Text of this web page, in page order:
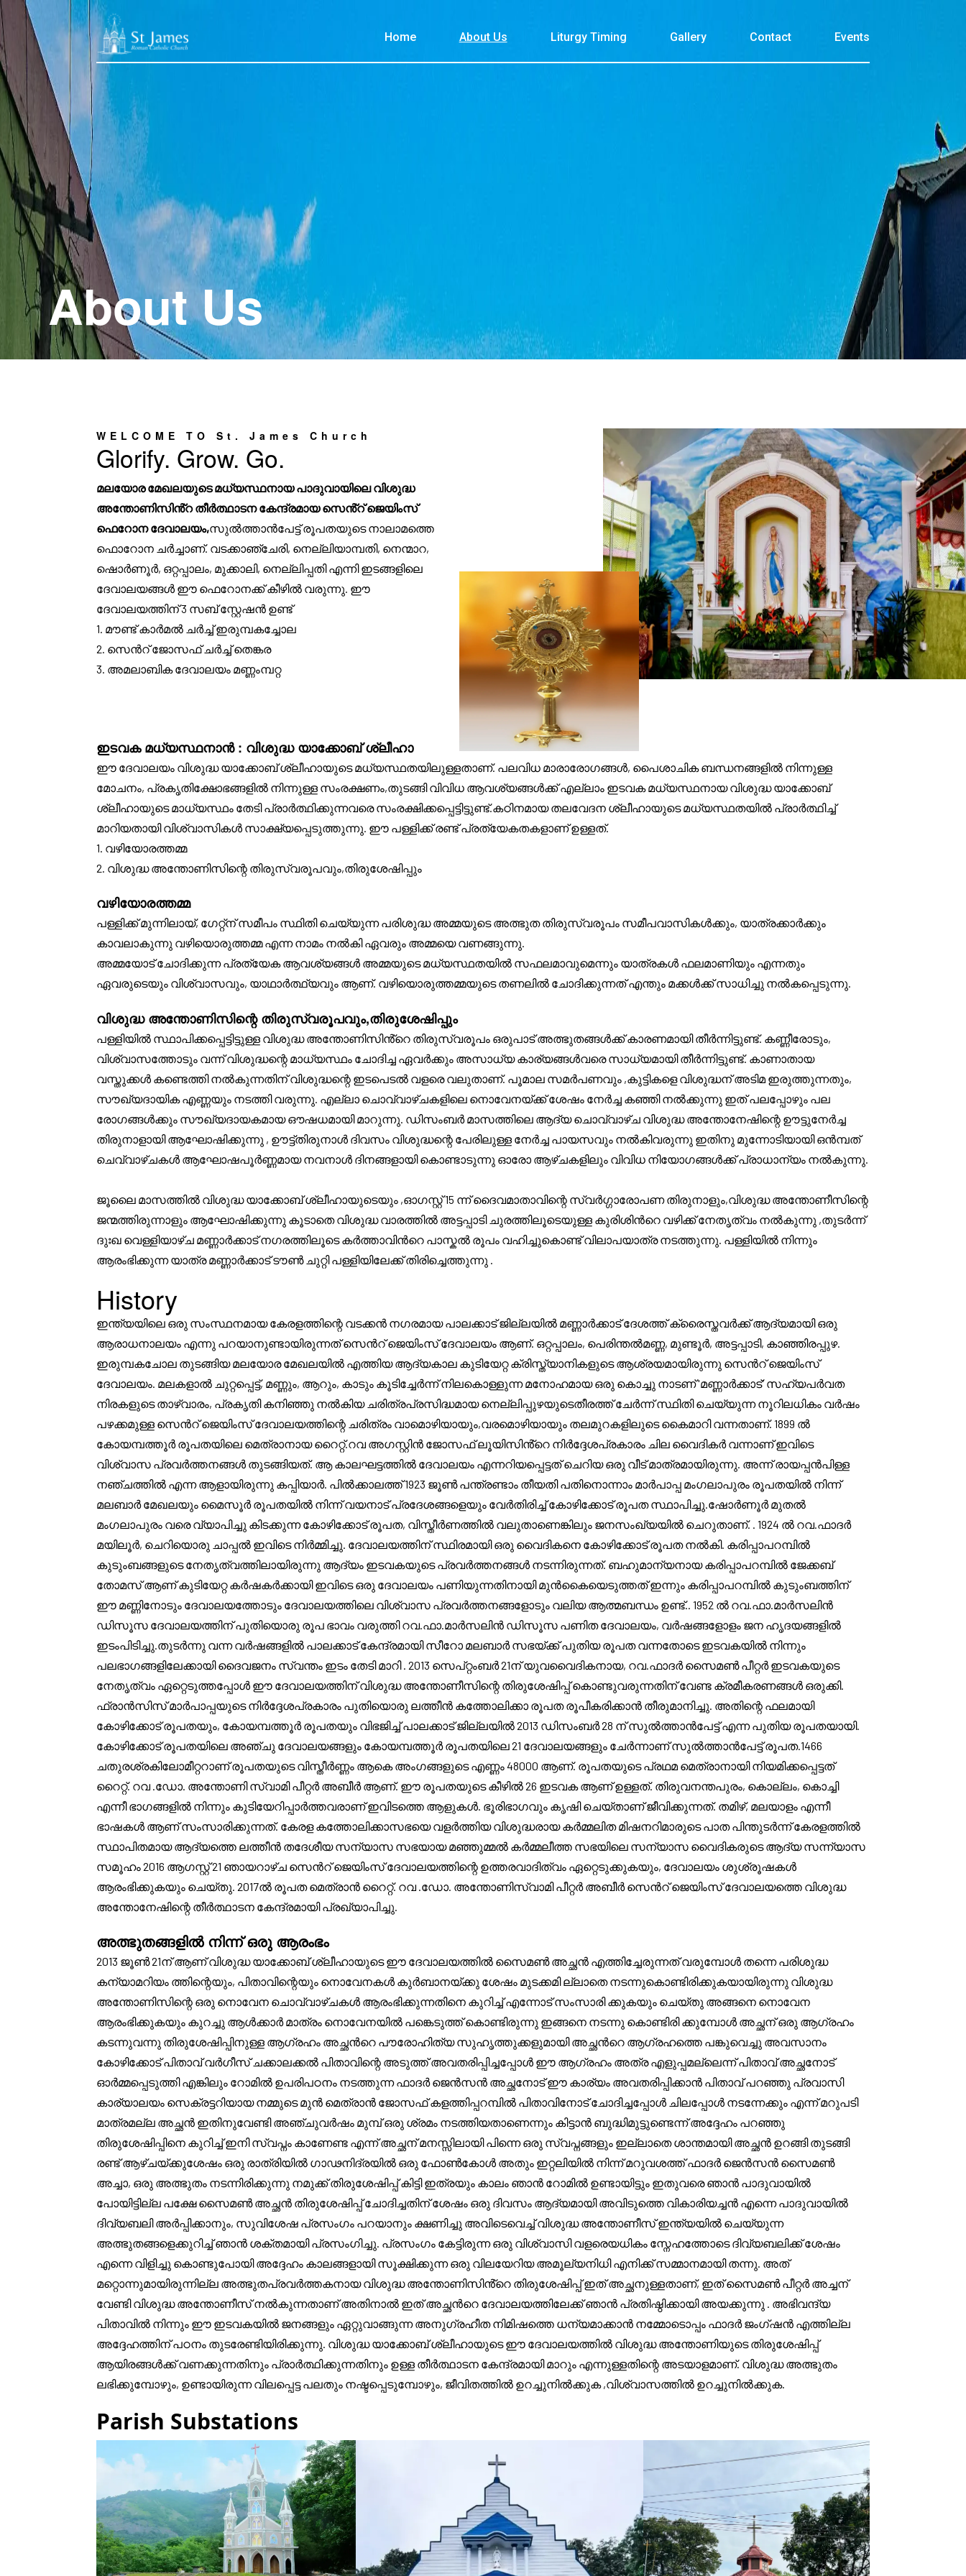
Home About Us Liturgy Timing Gallery Contact Events
About Us
WELCOME TO St. James Church
Glorify. Grow. Go.
മലയോര മേഖലയുടെ മധ്യസ്ഥനായ പാദുവായിലെ വിശുദ്ധ
അന്തോണിസിൻ്റ തീർത്ഥാടന കേന്ദ്രമായ സെൻ്റ് ജെയിംസ്
ഫെറോന ദേവാലയം,സുൽത്താൻപേട്ട് രൂപതയുടെ നാലാമത്തെ
ഫൊറോന ചർച്ചാണ്. വടക്കാഞ്ചേരി, നെല്ലിയാമ്പതി, നെന്മാറ,
ഷൊർണൂർ, ഒറ്റപ്പാലം, മുക്കാലി, നെല്ലിപ്പതി എന്നി ഇടങ്ങളിലെ
ദേവാലയങ്ങൾ ഈ ഫെറോനക്ക് കീഴിൽ വരുന്നു. ഈ
ദേവാലയത്തിന് 3 സബ് സ്റ്റേഷൻ ഉണ്ട്
1. മൗണ്ട് കാർമൽ ചർച്ച് ഇരുമ്പകച്ചോല
2. സെൻറ് ജോസഫ് ചർച്ച് തെങ്കര
3. അമലാബിക ദേവാലയം മണ്ണംമ്പറ്റ
ഇടവക മധ്യസ്ഥനാൻ : വിശുദ്ധ യാക്കോബ് ശ്ലീഹാ
ഈ ദേവാലയം വിശുദ്ധ യാക്കോബ് ശ്ലീഹായുടെ മധ്യസ്ഥതയിലുള്ളതാണ്. പലവിധ മാരാരോഗങ്ങൾ, പൈശാചിക ബന്ധനങ്ങളിൽ നിന്നുള്ള
മോചനം, പ്രകൃതിക്ഷോഭങ്ങളിൽ നിന്നുള്ള സംരക്ഷണം,തുടങ്ങി വിവിധ ആവശ്യങ്ങൾക്ക് എല്ലാം ഇടവക മധ്യസ്ഥനായ വിശുദ്ധ യാക്കോബ്
ശ്ലീഹായുടെ മാധ്യസ്ഥം തേടി പ്രാർത്ഥിക്കുന്നവരെ സംരക്ഷിക്കപ്പെട്ടിട്ടുണ്ട്.കഠിനമായ തലവേദന ശ്ലീഹായുടെ മധ്യസ്ഥതയിൽ പ്രാർത്ഥിച്ച്
മാറിയതായി വിശ്വാസികൾ സാക്ഷ്യപ്പെടുത്തുന്നു. ഈ പള്ളിക്ക് രണ്ട് പ്രത്യേകതകളാണ് ഉള്ളത്.
1. വഴിയോരത്തമ്മ
2. വിശുദ്ധ അന്തോണിസിന്റെ തിരുസ്വരൂപവും,തിരുശേഷിപ്പും
വഴിയോരത്തമ്മ
പള്ളിക്ക് മുന്നിലായ്, ഗേറ്റ്ന് സമീപം സ്ഥിതി ചെയ്യുന്ന പരിശുദ്ധ അമ്മയുടെ അത്ഭുത തിരുസ്വരൂപം സമീപവാസികൾക്കും, യാത്രക്കാർക്കും
കാവലാകുന്നു വഴിയൊരുത്തമ്മ എന്ന നാമം നൽകി ഏവരും അമ്മയെ വണങ്ങുന്നു.
അമ്മയോട് ചോദിക്കുന്ന പ്രത്യേക ആവശ്യങ്ങൾ അമ്മയുടെ മധ്യസ്ഥതയിൽ സഫലമാവുമെന്നും യാത്രകൾ ഫലമാണിയും എന്നതും
ഏവരുടെയും വിശ്വാസവും, യാഥാർത്ഥ്യവും ആണ്. വഴിയൊരുത്തമ്മയുടെ തണലിൽ ചോദിക്കുന്നത് എന്തും മക്കൾക്ക് സാധിച്ചു നൽകപ്പെടുന്നു.
വിശുദ്ധ അന്തോണിസിന്റെ തിരുസ്വരൂപവും,തിരുശേഷിപ്പും
പള്ളിയിൽ സ്ഥാപിക്കപ്പെട്ടിട്ടുള്ള വിശുദ്ധ അന്തോണിസിൻ്റെ തിരുസ്വരൂപം ഒരുപാട് അത്ഭുതങ്ങൾക്ക് കാരണമായി തീർന്നിട്ടുണ്ട്. കണ്ണീരോടും,
വിശ്വാസത്തോടും വന്ന് വിശുദ്ധന്റെ മാധ്യസ്ഥം ചോദിച്ച ഏവർക്കും അസാധ്യ കാര്യങ്ങൾവരെ സാധ്യമായി തീർന്നിട്ടുണ്ട്. കാണാതായ
വസ്തുക്കൾ കണ്ടെത്തി നൽകുന്നതിന് വിശുദ്ധന്റെ ഇടപെടൽ വളരെ വലുതാണ്. പൂമാല സമർപണവും ,കുട്ടികളെ വിശുദ്ധന് അടിമ ഇരുത്തുന്നതും,
സൗഖ്യദായിക എണ്ണയും നടത്തി വരുന്നു. എല്ലാ ചൊവ്വാഴ്ചകളിലെ നൊവേനയ്ക്ക് ശേഷം നേർച്ച കഞ്ഞി നൽക്കുന്നു ഇത് പലപ്പോഴും പല
രോഗങ്ങൾക്കും സൗഖ്യദായകമായ ഔഷധമായി മാറുന്നു. ഡിസംബർ മാസത്തിലെ ആദ്യ ചൊവ്വാഴ്ച വിശുദ്ധ അന്തോനേഷിന്റെ ഊട്ടുനേർച്ച
തിരുനാളായി ആഘോഷിക്കുന്നു , ഊട്ട്തിരുനാൾ ദിവസം വിശുദ്ധന്റെ പേരിലുള്ള നേർച്ച പായസവും നൽകിവരുന്നു ഇതിനു മുന്നോടിയായി ഒൻമ്പത്
ചെവ്വാഴ്ചകൾ ആഘോഷപൂർണ്ണമായ നവനാൾ ദിനങ്ങളായി കൊണ്ടാടുന്നു ഓരോ ആഴ്ചകളിലും വിവിധ നിയോഗങ്ങൾക്ക് പ്രാധാന്യം നൽകുന്നു.
ജൂലൈ മാസത്തിൽ വിശുദ്ധ യാക്കോബ് ശ്ലീഹായുടെയും ,ഓഗസ്റ്റ് 15 ന്ന് ദൈവമാതാവിന്റെ സ്വർഗ്ഗാരോപണ തിരുനാളും,വിശുദ്ധ അന്തോണീസിന്റെ
ജന്മത്തിരുന്നാളും ആഘോഷിക്കുന്നു കൂടാതെ വിശുദ്ധ വാരത്തിൽ അട്ടപ്പാടി ചുരത്തിലൂടെയുള്ള കുരിശിൻറെ വഴിക്ക് നേതൃത്വം നൽകുന്നു ,തുടർന്ന്
ദുഃഖ വെള്ളിയാഴ്ച മണ്ണാർക്കാട് നഗരത്തിലൂടെ കർത്താവിൻറെ പാസ്കൽ രൂപം വഹിച്ചുകൊണ്ട് വിലാപയാത്ര നടത്തുന്നു. പള്ളിയിൽ നിന്നും
ആരംഭിക്കുന്ന യാത്ര മണ്ണാർക്കാട് ടൗൺ ചുറ്റി പള്ളിയിലേക്ക് തിരിച്ചെത്തുന്നു .
History
ഇന്ത്യയിലെ ഒരു സംസ്ഥനമായ കേരളത്തിന്റെ വടക്കൻ നഗരമായ പാലക്കാട് ജില്ലയിൽ മണ്ണാർക്കാട് ദേശത്ത് ക്രൈസ്തവർക്ക് ആദ്യമായി ഒരു
ആരാധനാലയം എന്നു പറയാനുണ്ടായിരുന്നത് സെൻറ് ജെയിംസ് ദേവാലയം ആണ്. ഒറ്റപ്പാലം, പെരിന്തൽമണ്ണ, മുണ്ടൂർ, അട്ടപ്പാടി, കാഞ്ഞിരപ്പുഴ.
ഇരുമ്പകചോല തുടങ്ങിയ മലയോര മേഖലയിൽ എത്തിയ ആദ്യകാല കുടിയേറ്റ ക്രിസ്ത്യാനികളുടെ ആശ്രയമായിരുന്നു സെൻറ് ജെയിംസ്
ദേവാലയം. മലകളാൽ ചുറ്റപ്പെട്ട്, മണ്ണും, ആറും, കാടും കൂടിച്ചേർന്ന് നിലകൊള്ളുന്ന മനോഹമായ ഒരു കൊച്ചു നാടണ് 'മണ്ണാർക്കാട്' സഹ്യപർവത
നിരകളുടെ താഴ്വാരം, പ്രകൃതി കനിഞ്ഞു നൽകിയ ചരിത്രപ്രസിദ്ധമായ നെല്ലിപ്പുഴയുടെതീരത്ത് ചേർന്ന് സ്ഥിതി ചെയ്യുന്ന നൂറിലധികം വർഷം
പഴക്കമുള്ള സെൻറ് ജെയിംസ് ദേവാലയത്തിന്റെ ചരിത്രം വാമൊഴിയായും,വരമൊഴിയായും തലമുറകളിലുടെ കൈമാറി വന്നതാണ്. 1899 ൽ
കോയമ്പത്തൂർ രൂപതയിലെ മെത്രാനായ റൈറ്റ്.റവ അഗസ്റ്റിൻ ജോസഫ് ലൂയിസിൻ്റെ നിർദ്ദേശപ്രകാരം ചില വൈദികർ വന്നാണ് ഇവിടെ
വിശ്വാസ പ്രവർത്തനങ്ങൾ തുടങ്ങിയത്. ആ കാലഘട്ടത്തിൽ ദേവാലയം എന്നറിയപ്പെട്ടത് ചെറിയ ഒരു വീട് മാത്രമായിരുന്നു. അന്ന് രായപ്പൻപിള്ള
നഞ്ചത്തിൽ എന്ന ആളായിരുന്നു കപ്പിയാർ. പിൽക്കാലത്ത് 1923 ജൂൺ പന്ത്രണ്ടാം തീയതി പതിനൊന്നാം മാർപാപ്പ മംഗലാപുരം രൂപതയിൽ നിന്ന്
മലബാർ മേഖലയും മൈസൂർ രൂപതയിൽ നിന്ന് വയനാട് പ്രദേശങ്ങളെയും വേർതിരിച്ച് കോഴിക്കോട് രൂപത സ്ഥാപിച്ചു.ഷോർണൂർ മുതൽ
മംഗലാപുരം വരെ വ്യാപിച്ചു കിടക്കുന്ന കോഴിക്കോട് രൂപത, വിസ്തീർണത്തിൽ വലുതാണെങ്കിലും ജനസംഖ്യയിൽ ചെറുതാണ്. . 1924 ൽ റവ.ഫാദർ
മയിലൂർ, ചെറിയൊരു ചാപ്പൽ ഇവിടെ നിർമ്മിച്ചു. ദേവാലയത്തിന് സ്ഥിരമായി ഒരു വൈദികനെ കോഴിക്കോട് രൂപത നൽകി. കരിപ്പാപറമ്പിൽ
കുടുംബങ്ങളുടെ നേതൃത്വത്തിലായിരുന്നു ആദ്യം ഇടവകയുടെ പ്രവർത്തനങ്ങൾ നടന്നിരുന്നത്. ബഹുമാന്യനായ കരിപ്പാപറമ്പിൽ ജേക്കബ്
തോമസ് ആണ് കുടിയേറ്റ കർഷകർക്കായി ഇവിടെ ഒരു ദേവാലയം പണിയുന്നതിനായി മുൻകൈയെടുത്തത് ഇന്നും കരിപ്പാപറമ്പിൽ കുടുംബത്തിന്
ഈ മണ്ണിനോടും ദേവാലയത്തോടും ദേവാലയത്തിലെ വിശ്വാസ പ്രവർത്തനങ്ങളോടും വലിയ ആത്മബന്ധം ഉണ്ട്.. 1952 ൽ റവ.ഫാ.മാർസലിൻ
ഡിസൂസ ദേവാലയത്തിന് പുതിയൊരു രൂപ ഭാവം വരുത്തി റവ.ഫാ.മാർസലിൻ ഡിസൂസ പണിത ദേവാലയം, വർഷങ്ങളോളം ജന ഹൃദയങ്ങളിൽ
ഇടംപിടിച്ചു.തുടർന്നു വന്ന വർഷങ്ങളിൽ പാലക്കാട് കേന്ദ്രമായി സീറോ മലബാർ സഭയ്ക്ക് പുതിയ രൂപത വന്നതോടെ ഇടവകയിൽ നിന്നും
പലഭാഗങ്ങളിലേക്കായി ദൈവജനം സ്വന്തം ഇടം തേടി മാറി . 2013 സെപ്റ്റംബർ 21ന് യുവവൈദികനായ, റവ.ഫാദർ സൈമൺ പീറ്റർ ഇടവകയുടെ
നേതൃത്വം ഏറ്റെടുത്തപ്പോൾ ഈ ദേവാലയത്തിന് വിശുദ്ധ അന്തോണീസിന്റെ തിരുശേഷിപ്പ് കൊണ്ടുവരുന്നതിന് വേണ്ട ക്രമീകരണങ്ങൾ ഒരുക്കി.
ഫ്രാൻസിസ് മാർപാപ്പയുടെ നിർദ്ദേശപ്രകാരം പുതിയൊരു ലത്തീൻ കത്തോലിക്കാ രൂപത രൂപീകരിക്കാൻ തീരുമാനിച്ചു. അതിന്റെ ഫലമായി
കോഴിക്കോട് രൂപതയും, കോയമ്പത്തൂർ രൂപതയും വിഭജിച്ച് പാലക്കാട് ജില്ലയിൽ 2013 ഡിസംബർ 28 ന് സുൽത്താൻപേട്ട് എന്ന പുതിയ രൂപതയായി.
കോഴിക്കോട് രൂപതയിലെ അഞ്ചു ദേവാലയങ്ങളും കോയമ്പത്തൂർ രൂപതയിലെ 21 ദേവാലയങ്ങളും ചേർന്നാണ് സുൽത്താൻപേട്ട് രൂപത.1466
ചതുരശ്രകിലോമീറ്ററാണ് രൂപതയുടെ വിസ്തീർണ്ണം ആകെ അംഗങ്ങളുടെ എണ്ണം 48000 ആണ്. രൂപതയുടെ പ്രഥമ മെത്രാനായി നിയമിക്കപ്പെട്ടത്
റൈറ്റ്. റവ .ഡോ. അന്തോണി സ്വാമി പീറ്റർ അബീർ ആണ്. ഈ രൂപതയുടെ കീഴിൽ 26 ഇടവക ആണ് ഉള്ളത്. തിരുവനന്തപുരം, കൊല്ലം, കൊച്ചി
എന്നീ ഭാഗങ്ങളിൽ നിന്നും കുടിയേറിപ്പാർത്തവരാണ് ഇവിടത്തെ ആളുകൾ. ഭൂരിഭാഗവും കൃഷി ചെയ്താണ് ജീവിക്കുന്നത്. തമിഴ്, മലയാളം എന്നീ
ഭാഷകൾ ആണ് സംസാരിക്കുന്നത്. കേരള കത്തോലിക്കാസഭയെ വളർത്തിയ വിശുദ്ധരായ കർമ്മലിത മിഷനറിമാരുടെ പാത പിന്തുടർന്ന് കേരളത്തിൽ
സ്ഥാപിതമായ ആദ്യത്തെ ലത്തീൻ തദേശീയ സന്യാസ സഭയായ മഞ്ഞുമ്മൽ കർമ്മലീത്ത സഭയിലെ സന്യാസ വൈദികരുടെ ആദ്യ സന്ന്യാസ
സമൂഹം 2016 ആഗസ്റ്റ് 21 ഞായറാഴ്ച സെൻറ് ജെയിംസ് ദേവാലയത്തിന്റെ ഉത്തരവാദിത്വം ഏറ്റെടുക്കുകയും, ദേവാലയം ശുശ്രൂഷകൾ
ആരംഭിക്കുകയും ചെയ്തു. 2017ൽ രൂപത മെത്രാൻ റൈറ്റ്. റവ .ഡോ. അന്തോണിസ്വാമി പീറ്റർ അബീർ സെൻറ് ജെയിംസ് ദേവാലയത്തെ വിശുദ്ധ
അന്തോനേഷിന്റെ തീർത്ഥാടന കേന്ദ്രമായി പ്രഖ്യാപിച്ചു.
അത്ഭുതങ്ങളിൽ നിന്ന് ഒരു ആരംഭം
2013 ജൂൺ 21ന് ആണ് വിശുദ്ധ യാക്കോബ് ശ്ലീഹായുടെ ഈ ദേവാലയത്തിൽ സൈമൺ അച്ഛൻ എത്തിച്ചേരുന്നത് വരുമ്പോൾ തന്നെ പരിശുദ്ധ
കന്യാമറിയം ത്തിന്റെയും, പിതാവിന്റെയും നൊവേനകൾ കുർബാനയ്ക്കു ശേഷം മുടക്കമി ല്ലാതെ നടന്നുകൊണ്ടിരിക്കുകയായിരുന്നു വിശുദ്ധ
അന്തോണിസിന്റെ ഒരു നൊവേന ചൊവ്വാഴ്ചകൾ ആരംഭിക്കുന്നതിനെ കുറിച്ച് എന്നോട് സംസാരി ക്കുകയും ചെയ്തു അങ്ങനെ നൊവേന
ആരംഭിക്കുകയും കുറച്ചു ആൾക്കാർ മാത്രം നൊവേനയിൽ പങ്കെടുത്ത് കൊണ്ടിരുന്നു ഇങ്ങനെ നടന്നു കൊണ്ടിരി ക്കുമ്പോൾ അച്ഛന് ഒരു ആഗ്രഹം
കടന്നുവന്നു തിരുശേഷിപ്പിനുള്ള ആഗ്രഹം അച്ഛൻറെ പൗരോഹിത്യ സുഹൃത്തുക്കളുമായി അച്ഛൻറെ ആഗ്രഹത്തെ പങ്കുവെച്ചു അവസാനം
കോഴിക്കോട് പിതാവ് വർഗീസ് ചക്കാലക്കൽ പിതാവിന്റെ അടുത്ത് അവതരിപ്പിച്ചപ്പോൾ ഈ ആഗ്രഹം അത്ര എളുപ്പമല്ലെന്ന് പിതാവ് അച്ഛനോട്
ഓർമ്മപ്പെടുത്തി എങ്കിലും റോമിൽ ഉപരിപഠനം നടത്തുന്ന ഫാദർ ജെൻസൻ അച്ഛനോട് ഈ കാര്യം അവതരിപ്പിക്കാൻ പിതാവ് പറഞ്ഞു പ്രവാസി
കാര്യാലയം സെക്രട്ടറിയായ നമ്മുടെ മുൻ മെത്രാൻ ജോസഫ് കളത്തിപ്പറമ്പിൽ പിതാവിനോട് ചോദിച്ചപ്പോൾ ചിലപ്പോൾ നടന്നേക്കും എന്ന് മറുപടി
മാത്രമല്ല അച്ഛൻ ഇതിനുവേണ്ടി അഞ്ചുവർഷം മുമ്പ് ഒരു ശ്രമം നടത്തിയതാണെന്നും കിട്ടാൻ ബുദ്ധിമുട്ടുണ്ടെന്ന് അദ്ദേഹം പറഞ്ഞു
തിരുശേഷിപ്പിനെ കുറിച്ച് ഇനി സ്വപ്നം കാണേണ്ട എന്ന് അച്ഛന് മനസ്സിലായി പിന്നെ ഒരു സ്വപ്നങ്ങളും ഇല്ലാതെ ശാന്തമായി അച്ഛൻ ഉറങ്ങി തുടങ്ങി
രണ്ട് ആഴ്ചയ്ക്കുശേഷം ഒരു രാത്രിയിൽ ഗാഢനിദ്രയിൽ ഒരു ഫോൺകോൾ അതും ഇറ്റലിയിൽ നിന്ന് മറുവശത്ത് ഫാദർ ജെൻസൻ സൈമൺ
അച്ചാ, ഒരു അത്ഭുതം നടന്നിരിക്കുന്നു നമുക്ക് തിരുശേഷിപ്പ് കിട്ടി ഇത്രയും കാലം ഞാൻ റോമിൽ ഉണ്ടായിട്ടും ഇതുവരെ ഞാൻ പാദുവായിൽ
പോയിട്ടില്ല പക്ഷേ സൈമൺ അച്ഛൻ തിരുശേഷിപ്പ് ചോദിച്ചതിന് ശേഷം ഒരു ദിവസം ആദ്യമായി അവിടുത്തെ വികാരിയച്ചൻ എന്നെ പാദുവായിൽ
ദിവ്യബലി അർപ്പിക്കാനും, സുവിശേഷ പ്രസംഗം പറയാനും ക്ഷണിച്ചു അവിടെവെച്ച് വിശുദ്ധ അന്തോണീസ് ഇന്ത്യയിൽ ചെയ്യുന്ന
അത്ഭുതങ്ങളെക്കുറിച്ച് ഞാൻ ശക്തമായി പ്രസംഗിച്ചു. പ്രസംഗം കേട്ടിരുന്ന ഒരു വിശ്വാസി വളരെയധികം സ്നേഹത്തോടെ ദിവ്യബലിക്ക് ശേഷം
എന്നെ വിളിച്ചു കൊണ്ടുപോയി അദ്ദേഹം കാലങ്ങളായി സൂക്ഷിക്കുന്ന ഒരു വിലയേറിയ അമൂല്യനിധി എനിക്ക് സമ്മാനമായി തന്നു. അത്
മറ്റൊന്നുമായിരുന്നില്ല അത്ഭുതപ്രവർത്തകനായ വിശുദ്ധ അന്തോണിസിൻ്റെ തിരുശേഷിപ്പ് ഇത് അച്ഛനുള്ളതാണ്, ഇത് സൈമൺ പീറ്റർ അച്ചന്
വേണ്ടി വിശുദ്ധ അന്തോണീസ് നൽകുന്നതാണ് അതിനാൽ ഇത് അച്ഛൻറെ ദേവാലയത്തിലേക്ക് ഞാൻ പ്രതിഷ്ഠിക്കായി അയക്കുന്നു . അഭിവന്ദ്യ
പിതാവിൽ നിന്നും ഈ ഇടവകയിൽ ജനങ്ങളും ഏറ്റുവാങ്ങുന്ന അനുഗ്രഹീത നിമിഷത്തെ ധന്യമാക്കാൻ നമ്മോടൊപ്പം ഫാദർ ജംഗ്ഷൻ എത്തില്ല
അദ്ദേഹത്തിന് പഠനം തുടരേണ്ടിയിരിക്കുന്നു. വിശുദ്ധ യാക്കോബ് ശ്ലീഹായുടെ ഈ ദേവാലയത്തിൽ വിശുദ്ധ അന്തോണിയുടെ തിരുശേഷിപ്പ്
ആയിരങ്ങൾക്ക് വണക്കുന്നതിനും പ്രാർത്ഥിക്കുന്നതിനും ഉള്ള തീർത്ഥാടന കേന്ദ്രമായി മാറും എന്നുള്ളതിന്റെ അടയാളമാണ്. വിശുദ്ധ അത്ഭുതം
ലഭിക്കുമ്പോഴും, ഉണ്ടായിരുന്ന വിലപ്പെട്ട പലതും നഷ്ടപ്പെടുമ്പോഴും, ജീവിതത്തിൽ ഉറച്ചുനിൽക്കുക ,വിശ്വാസത്തിൽ ഉറച്ചുനിൽക്കുക.
Parish Substations